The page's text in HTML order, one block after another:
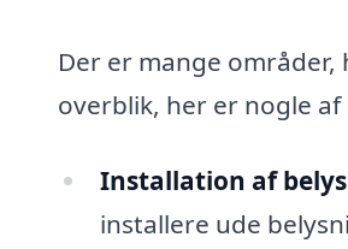
Der er mange
overblik, her er nogle
Installation af
installere ude